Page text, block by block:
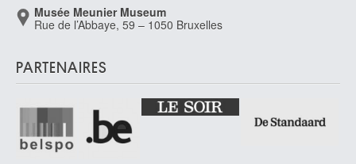
Musée Meunier Museum
Rue de l’Abbaye, 59 – 1050 Bruxelles
PARTENAIRES